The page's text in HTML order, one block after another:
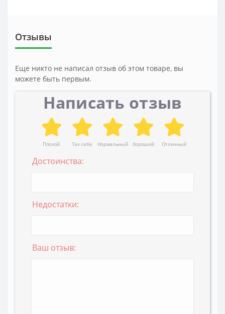
Отзывы
Еще никто не написал отзыв об этом товаре, вы
можете быть первым.
Написать отзыв
Плохой Так себе Нормальный Хороший Отличный
Достоинства:
Недостатки:
Ваш отзыв: